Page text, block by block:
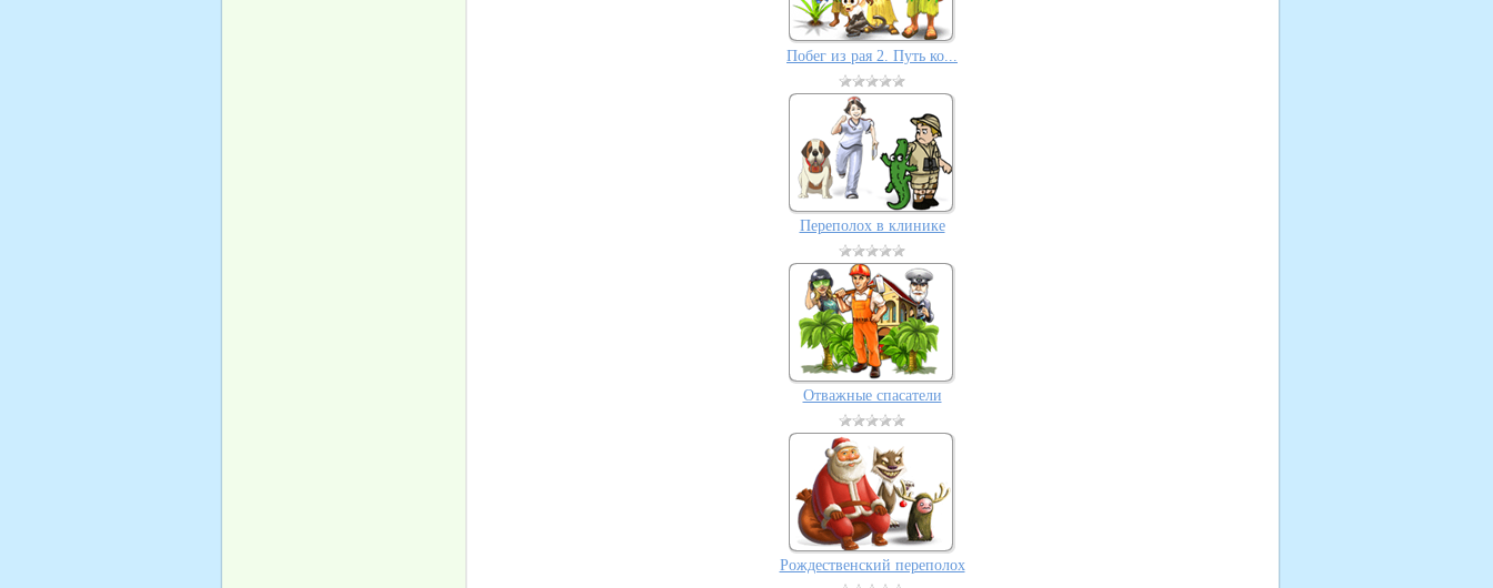
Побег из рая 2. Путь ко...
Переполох в клинике
Отважные спасатели
Рождественский переполох